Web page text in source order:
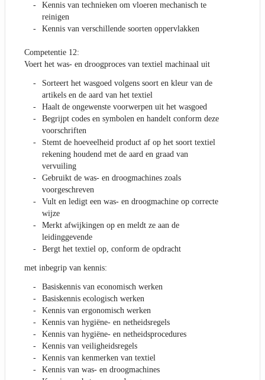
Kennis van technieken om vloeren mechanisch te
reinigen
Kennis van verschillende soorten oppervlakken
Competentie 12:
Voert het was- en droogproces van textiel machinaal uit
Sorteert het wasgoed volgens soort en kleur van de
artikels en de aard van het textiel
Haalt de ongewenste voorwerpen uit het wasgoed
Begrijpt codes en symbolen en handelt conform deze
voorschriften
Stemt de hoeveelheid product af op het soort textiel
rekening houdend met de aard en graad van
vervuiling
Gebruikt de was- en droogmachines zoals
voorgeschreven
Vult en ledigt een was- en droogmachine op correcte
wijze
Merkt afwijkingen op en meldt ze aan de
leidinggevende
Bergt het textiel op, conform de opdracht
met inbegrip van kennis:
Basiskennis van economisch werken
Basiskennis ecologisch werken
Kennis van ergonomisch werken
Kennis van hygiëne- en netheidsregels
Kennis van hygiëne- en netheidsprocedures
Kennis van veiligheidsregels
Kennis van kenmerken van textiel
Kennis van was- en droogmachines